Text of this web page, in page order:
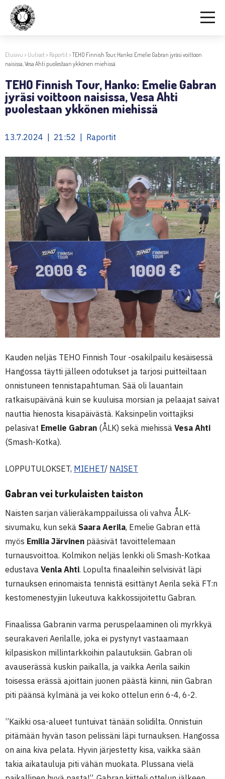
Etusivu > Uutiset> Raportit>TEHO Finnish Tour, Hanko: Emelie Gabran jyräsi voittoon
naisissa, Vesa Ahti puolestaan ykkönen miehissä
TEHO Finnish Tour, Hanko: Emelie Gabran
jyräsi voittoon naisissa, Vesa Ahti
puolestaan ykkönen miehissä
13.7.2024 | 21:52 | Raportit
Kauden neljäs TEHO Finnish Tour -osakilpailu kesäisessä
Hangossa täytti jälleen odotukset ja tarjosi puitteiltaan
onnistuneen tennistapahtuman. Sää oli lauantain
ratkaisupäivänä kuin se kuuluisa morsian ja pelaajat saivat
nauttia hienosta kisapäivästä. Kaksinpelin voittajiksi
pelasivat Emelie Gabran (ÅLK) sekä miehissä Vesa Ahti
(Smash-Kotka).
LOPPUTULOKSET, MIEHET/ NAISET
Gabran vei turkulaisten taiston
Naisten sarjan välieräkamppailuissa oli vahva ÅLK-
sivumaku, kun sekä Saara Aerila, Emelie Gabran että
myös Emilia Järvinen pääsivät tavoittelemaan
turnausvoittoa. Kolmikon neljäs lenkki oli Smash-Kotkaa
edustava Venla Ahti. Lopulta finaaleihin selvisivät läpi
turnauksen erinomaista tennistä esittänyt Aerila sekä FT:n
kestomenestyjiin lukeutuva kakkossijoitettu Gabran.
Finaalissa Gabranin varma peruspelaaminen oli myrkkyä
seurakaveri Aerilalle, joka ei pystynyt vastaamaan
kilpasiskon millintarkkoihin palautuksiin. Gabran oli
avauserässä kuskin paikalla, ja vaikka Aerila saikin
toisessa erässä ajoittain juonen päästä kiinni, niin Gabran
piti päänsä kylmänä ja vei koko ottelun erin 6-4, 6-2.
”Kaikki osa-alueet tuntuivat tänään solidilta. Onnistuin
pitämään hyvän tason pelissäni läpi turnauksen. Hangossa
on aina kiva pelata. Hyvin järjestetty kisa, vaikka sään
takia aikatauluja piti vähän muokata. Plussana vielä